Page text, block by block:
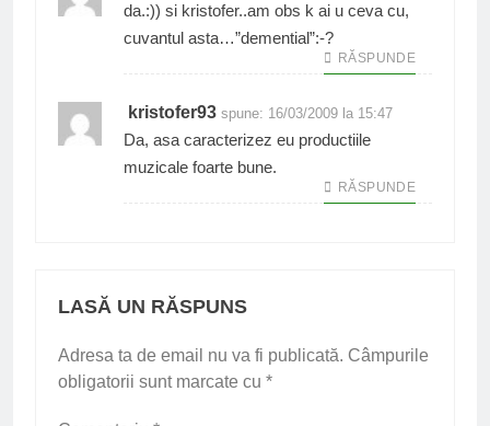
da.:)) si kristofer..am obs k ai u ceva cu,
cuvantul asta…”demential”:-?
RĂSPUNDE
kristofer93 spune: 16/03/2009 la 15:47
Da, asa caracterizez eu productiile
muzicale foarte bune.
RĂSPUNDE
LASĂ UN RĂSPUNS
Adresa ta de email nu va fi publicată. Câmpurile
obligatorii sunt marcate cu *